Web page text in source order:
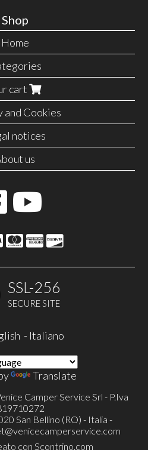
Shop
Home
cart
and Cookies
notices
us
SSL-256
SECURE SITE
- Italiano
Translate
Camper Service Srl - P.Iva
San Bellino (RO) - Italia -
con Scontrino.com